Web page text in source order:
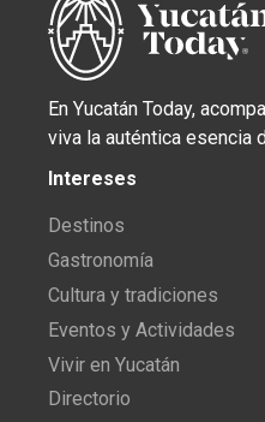
En Yucatán Today,
viva la auténtica esencia
Intereses
Destinos
Gastronomía
Cultura y tradiciones
Eventos y Actividades
Vivir en Yucatán
Directorio